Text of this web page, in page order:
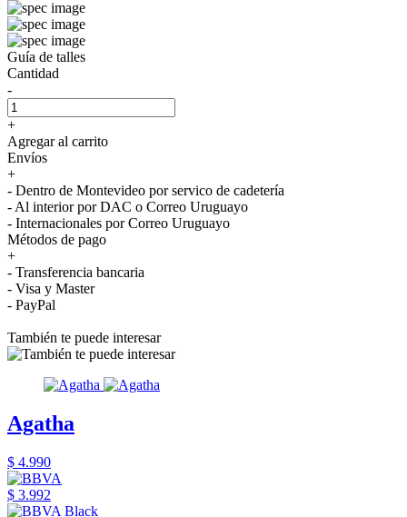
Guía de talles
Cantidad
-
+
Agregar al carrito
Envíos
+
- Dentro de Montevideo por servico de cadetería
- Al interior por DAC o Correo Uruguayo
- Internacionales por Correo Uruguayo
Métodos de pago
+
- Transferencia bancaria
- Visa y Master
- PayPal
También te puede interesar
Agatha
$ 4.990
$ 3.992